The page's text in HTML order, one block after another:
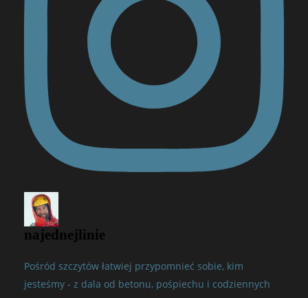
najednejlinie
Pośród szczytów łatwiej przypomnieć sobie, kim
jesteśmy - z dala od betonu, pośpiechu i codziennych